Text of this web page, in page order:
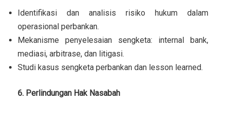
Identifikasi dan analisis risiko hukum dalam
operasional perbankan.
Mekanisme penyelesaian sengketa: internal bank,
mediasi, arbitrase, dan litigasi.
Studi kasus sengketa perbankan dan lesson learned.
6. Perlindungan Hak Nasabah